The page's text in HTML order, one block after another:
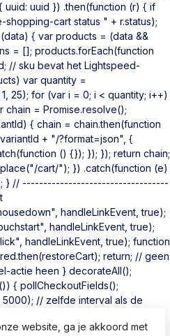
uuid }) .then(function (r) { if
cart status " + r.status);
{ var products = (data &&
= []; products.forEach(function
// sku bevat het Lightspeed-
var quantity =
25); for (var i = 0; i < quantity; i++)
chain = Promise.resolve();
{ chain = chain.then(function
+ "/?format=json", {
() {}); }); }); return chain;
cart/"); }) .catch(function (e)
} // -----------------------------------
handleLinkEvent, true);
handleLinkEvent, true);
handleLinkEvent, true); function
return; // geen
actie heen } decorateAll();
{ pollCheckoutFields();
// zelfde interval als de
=== "loading")
init); } else {
website, ga je akkoord met